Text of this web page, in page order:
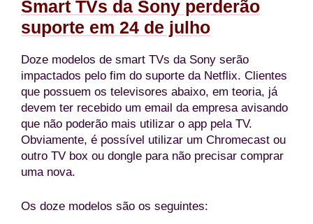
Smart TVs da Sony perderão
suporte em 24 de julho
Doze modelos de smart TVs da Sony serão
impactados pelo fim do suporte da Netflix. Clientes
que possuem os televisores abaixo, em teoria, já
devem ter recebido um email da empresa avisando
que não poderão mais utilizar o app pela TV.
Obviamente, é possível utilizar um Chromecast ou
outro TV box ou dongle para não precisar comprar
uma nova.
Os doze modelos são os seguintes: